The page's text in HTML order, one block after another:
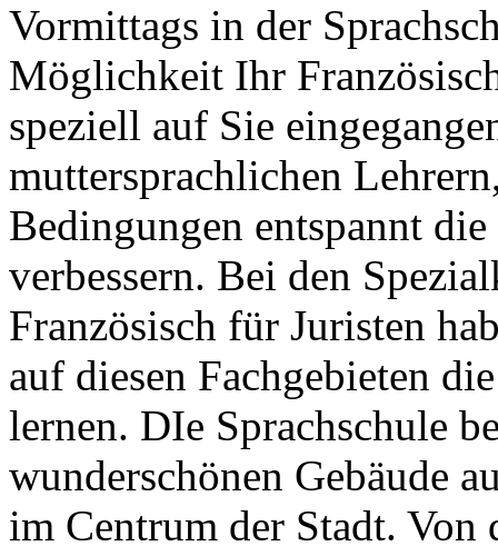
Vormittags in der
Möglichkeit Ihr
speziell auf Sie
muttersprachlichen
Bedingungen entspannt
verbessern. Bei den
Französisch für Juristen
auf diesen Fachgebieten
lernen. DIe Sprachschule
wunderschönen Gebäude
im Centrum der Stadt. Von